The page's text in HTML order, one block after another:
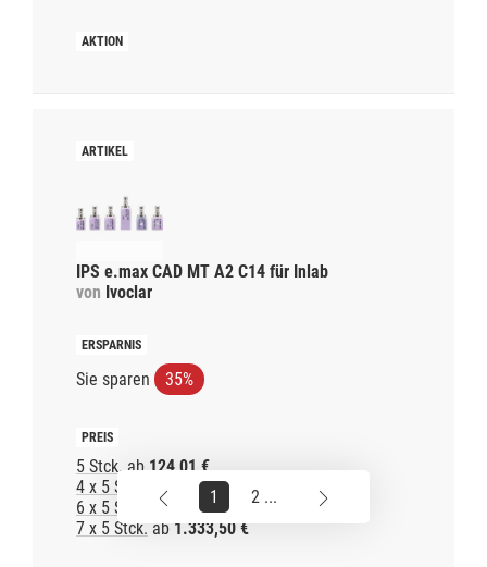
IPS e.max CAD MT A2 C14 für Inlab
von Ivoclar
Sie sparen 35%
5 Stck. ab 124,01 €
4 x 5 Stck.
ab
762,00 €
6 x 5 Stck.
ab
1.143,00 €
7 x 5 Stck. ab 1.333,50 €
1 2 ...